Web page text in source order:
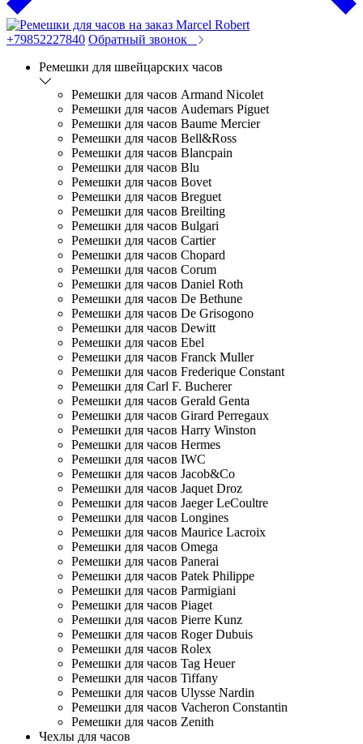
+79852227840 Обратный звонок
Ремешки для швейцарских часов
Ремешки для часов Armand Nicolet
Ремешки для часов Audemars Piguet
Ремешки для часов Baume Mercier
Ремешки для часов Bell&Ross
Ремешки для часов Blancpain
Ремешки для часов Blu
Ремешки для часов Bovet
Ремешки для часов Breguet
Ремешки для часов Breilting
Ремешки для часов Bulgari
Ремешки для часов Cartier
Ремешки для часов Chopard
Ремешки для часов Corum
Ремешки для часов Daniel Roth
Ремешки для часов De Bethune
Ремешки для часов De Grisogono
Ремешки для часов Dewitt
Ремешки для часов Ebel
Ремешки для часов Franck Muller
Ремешки для часов Frederique Constant
Ремешки для Carl F. Bucherer
Ремешки для часов Gerald Genta
Ремешки для часов Girard Perregaux
Ремешки для часов Harry Winston
Ремешки для часов Hermes
Ремешки для часов IWC
Ремешки для часов Jacob&Co
Ремешки для часов Jaquet Droz
Ремешки для часов Jaeger LeCoultre
Ремешки для часов Longines
Ремешки для часов Maurice Lacroix
Ремешки для часов Omega
Ремешки для часов Panerai
Ремешки для часов Patek Philippe
Ремешки для часов Parmigiani
Ремешки для часов Piaget
Ремешки для часов Pierre Kunz
Ремешки для часов Roger Dubuis
Ремешки для часов Rolex
Ремешки для часов Tag Heuer
Ремешки для часов Tiffany
Ремешки для часов Ulysse Nardin
Ремешки для часов Vacheron Constantin
Ремешки для часов Zenith
Чехлы для часов